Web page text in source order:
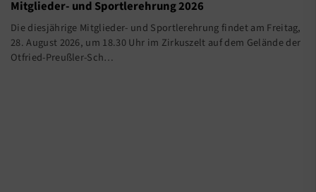
Mitglieder- und Sportlerehrung 2026
Die diesjährige Mitglieder- und Sportlerehrung findet am Freitag,
28. August 2026, um 18.30 Uhr im Zirkuszelt auf dem Gelände der
Otfried-Preußler-Sch…